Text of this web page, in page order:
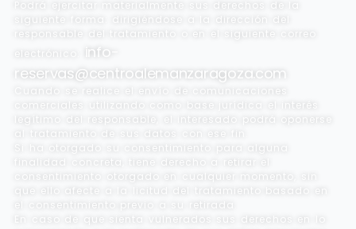
Podrá ejercitar materialmente sus derechos de la
siguiente forma: dirigiéndose a la dirección del
responsable del tratamiento o en el siguiente correo
electrónico:
info-
reservas@centroalemanzaragoza.com
Cuando se realice el envío de comunicaciones
comerciales utilizando como base jurídica el interés
legítimo del responsable, el interesado podrá oponerse
al tratamiento de sus datos con ese fin.
Si ha otorgado su consentimiento para alguna
finalidad concreta, tiene derecho a retirar el
consentimiento otorgado en cualquier momento, sin
que ello afecte a la licitud del tratamiento basado en
el consentimiento previo a su retirada.
En caso de que sienta vulnerados sus derechos en lo